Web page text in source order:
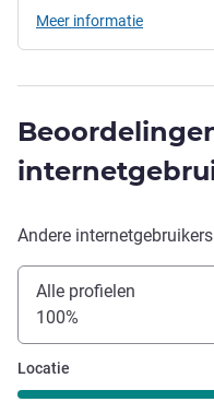
Meer informatie
Andere
Alle profielen
100%
Locatie